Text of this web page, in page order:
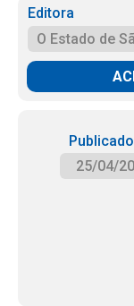
Editora
O Estado de
25/04/